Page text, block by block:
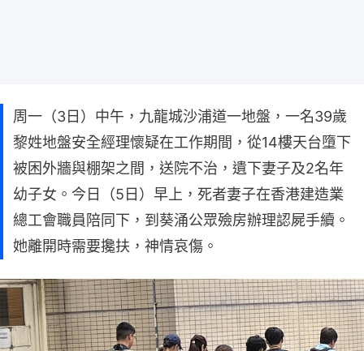
周一（3日）中午，九龍城沙浦道一地盤，一名39歲
黎姓地盤安全經理懷疑在工作期間，從14樓天台墮下
被困外牆與棚架之間，送院不治，遺下妻子及2名年
幼子女。今日（5日）早上，死者妻子在香港建造業
總工會職員陪同下，到葵涌公眾殮房辦理認屍手續。
她離開時需要攙扶，神情哀傷。